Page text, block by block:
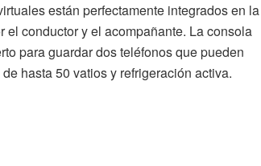
están perfectamente integrados en la
conductor y el acompañante. La consola
para guardar dos teléfonos que pueden
hasta 50 vatios y refrigeración activa.